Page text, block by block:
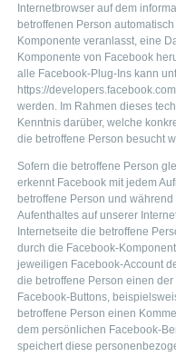
Internetbrowser auf dem
betroffenen Person
Komponente veranlasst, eine
Komponente von Facebook
alle Facebook-Plug-Ins kann
https://
werden. Im Rahmen dieses
Kenntnis darüber, welche
die betroffene Person besucht
Sofern die betroffene Person
erkennt Facebook mit jedem
betroffene Person und
Aufenthaltes auf unserer
Internetseite die betroffene
durch die Facebook-
jeweiligen Facebook-Account
die betroffene Person einen
Facebook-Buttons,
betroffene Person einen
dem persönlichen Facebook-
speichert diese